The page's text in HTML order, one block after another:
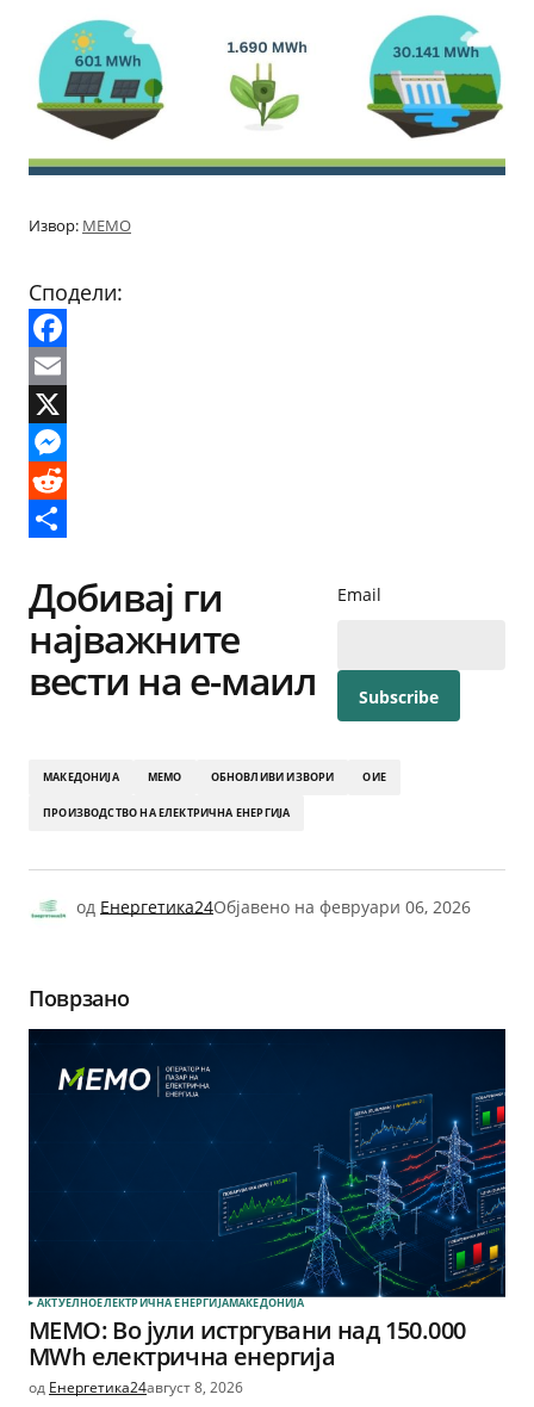
Извор: МЕМО
Сподели:
Facebook
Email
X
Messenger
Reddit
Добивај ги
најважните
вести на е-маил
Email
МАКЕДОНИЈА МЕМО ОБНОВЛИВИ ИЗВОРИ ОИЕ
ПРОИЗВОДСТВО НА ЕЛЕКТРИЧНА ЕНЕРГИЈА
од Енергетика24Објавено на февруари 06, 2026
Поврзано
АКТУЕЛНОЕЛЕКТРИЧНА ЕНЕРГИЈАМАКЕДОНИЈА
МЕМО: Во јули истргувани над 150.000
MWh електрична енергија
од Енергетика24август 8, 2026